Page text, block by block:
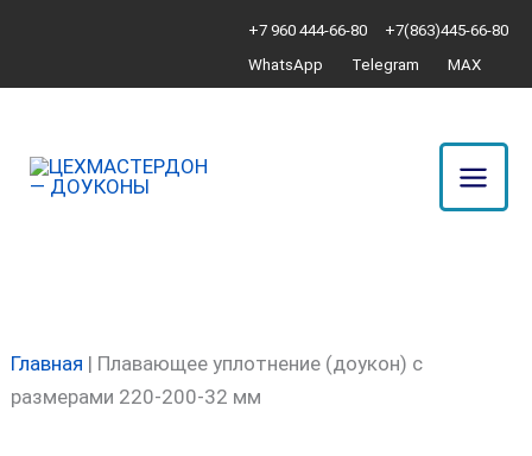
содержимому
+7 960 444-66-80
+7(863)445-66-80
WhatsApp
Telegram MAX
Главная | Плавающее уплотнение (доукон) с
размерами 220-200-32 мм
Плавающее
с